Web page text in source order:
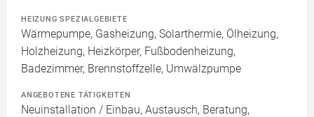
HEIZUNG SPEZIALGEBIETE
Wärmepumpe, Gasheizung, Solarthermie, Ölheizung,
Holzheizung, Heizkörper, Fußbodenheizung,
Badezimmer, Brennstoffzelle, Umwälzpumpe
ANGEBOTENE TÄTIGKEITEN
Neuinstallation / Einbau, Austausch, Beratung,